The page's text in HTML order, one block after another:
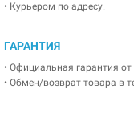
• Курьером по адресу.
ГАРАНТИЯ
• Официальная гарантия
• Обмен/возврат товара в